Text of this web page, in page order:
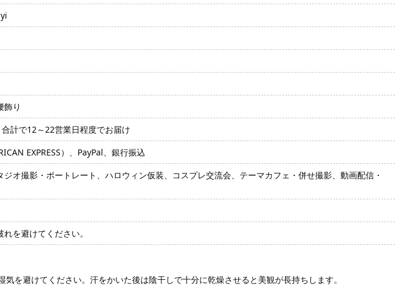
飾り
計で12～22営業日程度でお届け
EXPRESS）、PayPal、銀行振込
オ撮影・ポートレート、ハロウィン仮装、コスプレ交流会、テーマカフェ・併せ撮影、動画配信・
を避けてください。
を避けてください。汗をかいた後は陰干しで十分に乾燥させると美観が長持ちします。